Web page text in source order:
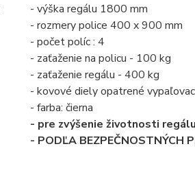
- výška regálu 1800 mm
- rozmery police 400 x 900 mm
- počet políc : 4
- zaťaženie na policu - 100 kg
- zaťaženie regálu - 400 kg
- kovové diely opatrené
- farba: čierna
- pre zvýšenie životnosti
- PODĽA BEZPEČNOSTNÝCH